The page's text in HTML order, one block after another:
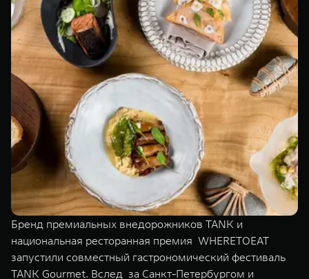
TANK 500
Веди за собой
от 6 499 000 ₽
TANK 700
Сила
от 10 199
ПОКУПКА АВТОМОБИЛЯ
TANK Финансы
Корпоративным клиентам
TANK ФИНАНСЫ
TANK Кредит
TANK Лизинг
TANK Страхование
Сервис
Специальные предложения
Моторные масла
ЦИФРОВЫЕ СЕРВИСЫ TANK
Цифровые сервисы TANK
Подписки
Бренд премиальных внедорожников TANK и
национальная ресторанная премия WHERETOEAT
запустили совместный гастрономический фестиваль
TANK Gourmet. Вслед за Санкт-Петербургом и